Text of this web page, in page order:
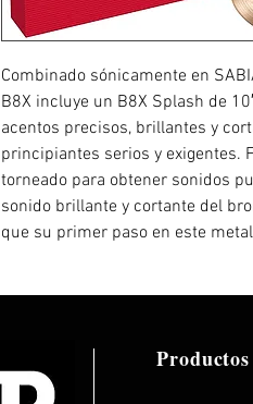
Combinado sónicamente en
B8X incluye un B8X Splash de
acentos precisos, brillantes y
principiantes serios y exigentes.
torneado para obtener sonidos
sonido brillante y cortante del
que su primer paso en este
Productos